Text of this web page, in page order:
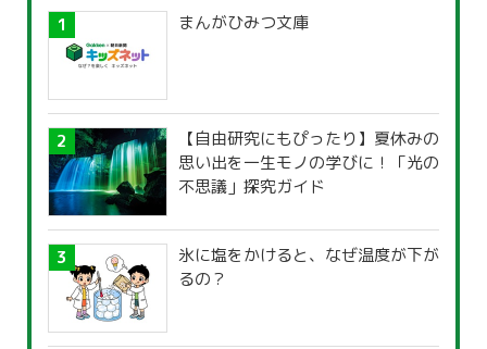
まんがひみつ文庫
【自由研究にもぴったり】夏休みの
思い出を一生モノの学びに！「光の
不思議」探究ガイド
氷に塩をかけると、なぜ温度が下が
るの？